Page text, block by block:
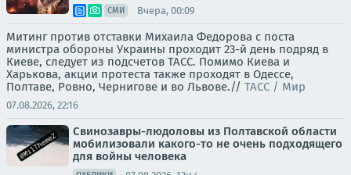
СМИ Вчера, 00:09
Митинг против отставки Михаила Федорова с поста
министра обороны Украины проходит 23-й день подряд в
Киеве, следует из подсчетов ТАСС. Помимо Киева и
Харькова, акции протеста также проходят в Одессе,
Полтаве, Ровно, Чернигове и во Львове.// ТАСС / Мир
07.08.2026, 22:16
Свинозавры-людоловы из Полтавской области
мобилизовали какого-то не очень подходящего
для войны человека